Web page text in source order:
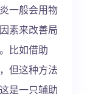
一般会用物
素来改善局
比如借助
但这种方法
是一只辅助